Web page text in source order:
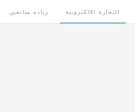
التجارة الالكترونية زياده متابعين